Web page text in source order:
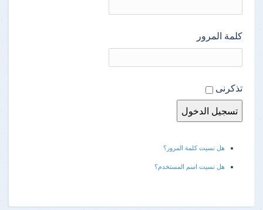
كلمة المرور
تذكرنى
هل نسيت كلمة المرور؟
هل نسيت اسم المستخدم؟